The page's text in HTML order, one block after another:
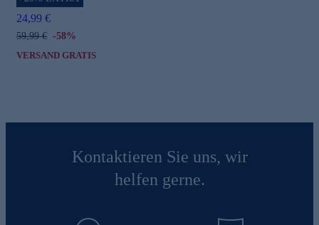
24,99 €
59,99 € -58%
VERSAND GRATIS
Kontaktieren Sie uns, wir
helfen gerne.